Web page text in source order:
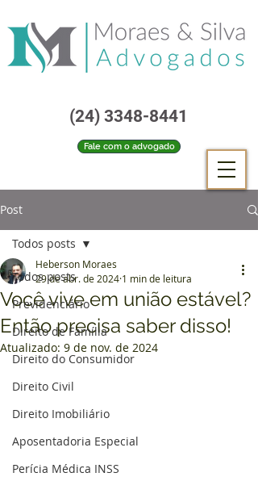
Fale com o advogado
(24) 3348-8441
Post
Todos posts
Previdenciário
Direito de Família
Direito do Consumidor
Direito Civil
Direito Imobiliário
Aposentadoria Especial
Perícia Médica INSS
Todos posts
Você vive em união estável?
Então precisa saber disso!
Heberson Moraes
29 de abr. de 2024 1 min de leitura
Atualizado: 9 de nov. de 2024